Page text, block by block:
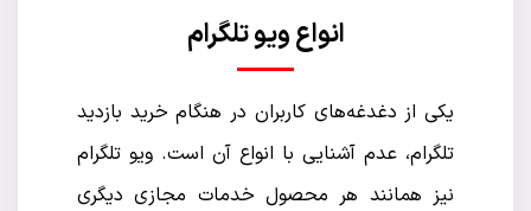
انواع ویو تلگرام
یکی از دغدغه‌های کاربران در هنگام خرید بازدید
تلگرام، عدم آشنایی با انواع آن است. ویو تلگرام
نیز همانند هر محصول خدمات مجازی دیگری